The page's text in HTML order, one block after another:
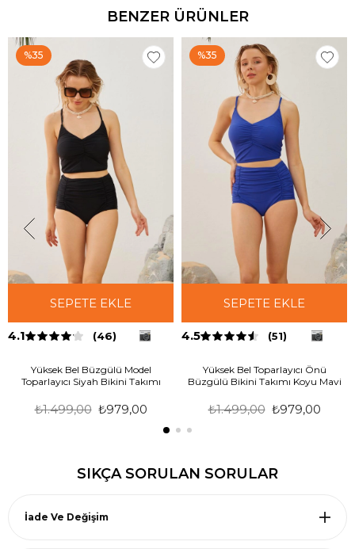
BENZER ÜRÜNLER
SEPETE EKLE
4.1 (46)
Yüksek Bel Büzgülü Model
Toparlayıcı Siyah Bikini Takımı
₺979,00
₺1.499,00
%35
SEPETE EKLE
4.5 (51)
Yüksek Bel Toparlayıcı Önü
Büzgülü Bikini Takımı Koyu Mavi
₺979,00
₺1.499,00
%35
SIKÇA SORULAN SORULAR
İade Ve Değişim